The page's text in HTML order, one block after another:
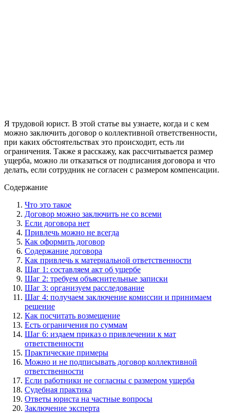
Я трудовой юрист. В этой статье вы узнаете, когда и с кем
можно заключить договор о коллективной ответственности,
при каких обстоятельствах это происходит, есть ли
ограничения. Также я расскажу, как рассчитывается размер
ущерба, можно ли отказаться от подписания договора и что
делать, если сотрудник не согласен с размером компенсации.
Содержание
Что это такое
Договор можно заключить не со всеми
Если договора нет
Привлечь можно не всегда
Как оформить договор
Содержание договора
Как привлечь к материальной ответственности
Шаг 1: составляем акт об ущербе
Шаг 2: требуем объяснительные записки
Шаг 3: организуем расследование
Шаг 4: получаем заключение комиссии и принимаем
решение
Как посчитать возмещение
Есть ограничения по суммам
Шаг 6: издаем приказ о привлечении к мат
ответственности
Практические примеры
Можно и не подписывать договор коллективной
ответственности
Если работники не согласны с размером ущерба
Судебная практика
Ответы юриста на частные вопросы
Заключение эксперта